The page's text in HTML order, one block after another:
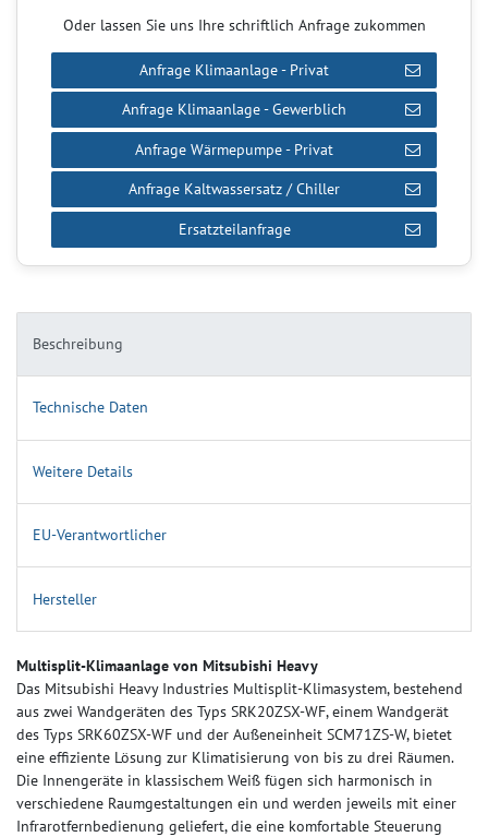
Beschreibung
Technische Daten
Weitere Details
EU-Verantwortlicher
Hersteller
Multisplit-Klimaanlage von Mitsubishi Heavy
Das Mitsubishi Heavy Industries Multisplit-Klimasystem, bestehend
aus zwei Wandgeräten des Typs SRK20ZSX-WF, einem Wandgerät
des Typs SRK60ZSX-WF und der Außeneinheit SCM71ZS-W, bietet
eine effiziente Lösung zur Klimatisierung von bis zu drei Räumen.
Die Innengeräte in klassischem Weiß fügen sich harmonisch in
verschiedene Raumgestaltungen ein und werden jeweils mit einer
Infrarotfernbedienung geliefert, die eine komfortable Steuerung
Oder lassen Sie uns Ihre schriftlich Anfrage zukommen
Anfrage Klimaanlage - Privat
Anfrage Klimaanlage - Gewerblich
Anfrage Wärmepumpe - Privat
Anfrage Kaltwassersatz / Chiller
Ersatzteilanfrage